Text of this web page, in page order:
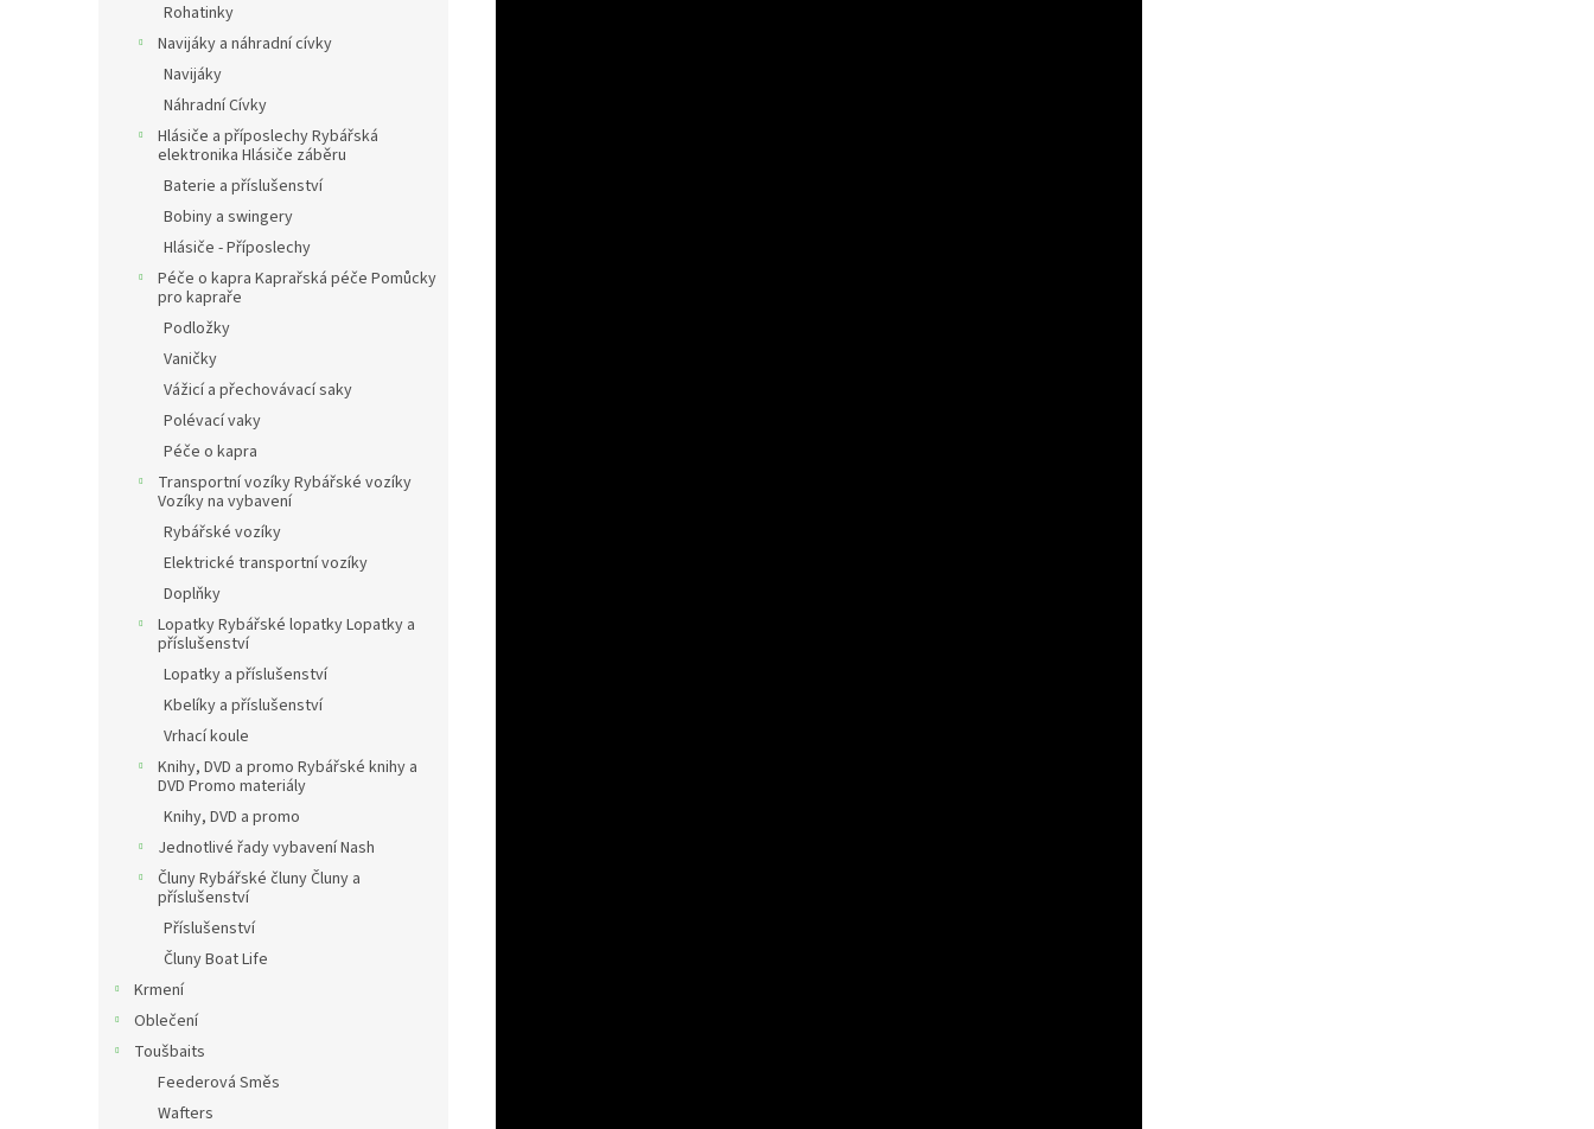
Rohatinky
Navijáky a náhradní cívky
Navijáky
Náhradní Cívky
Hlásiče a příposlechy Rybářská
elektronika Hlásiče záběru
Baterie a příslušenství
Bobiny a swingery
Hlásiče - Příposlechy
Péče o kapra Kaprařská péče Pomůcky
pro kapraře
Podložky
Vaničky
Vážicí a přechovávací saky
Polévací vaky
Péče o kapra
Transportní vozíky Rybářské vozíky
Vozíky na vybavení
Rybářské vozíky
Elektrické transportní vozíky
Doplňky
Lopatky Rybářské lopatky Lopatky a
příslušenství
Lopatky a příslušenství
Kbelíky a příslušenství
Vrhací koule
Knihy, DVD a promo Rybářské knihy a
DVD Promo materiály
Knihy, DVD a promo
Jednotlivé řady vybavení Nash
Čluny Rybářské čluny Čluny a
příslušenství
Příslušenství
Čluny Boat Life
Krmení
Oblečení
Toušbaits
Feederová Směs
Wafters